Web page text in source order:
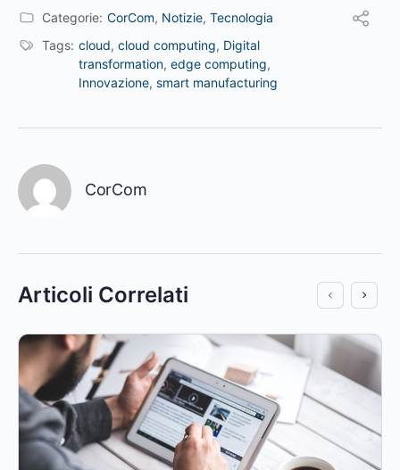
Categorie: CorCom, Notizie, Tecnologia
Tags: cloud, cloud computing, Digital
transformation, edge computing,
Innovazione, smart manufacturing
CorCom
Articoli Correlati